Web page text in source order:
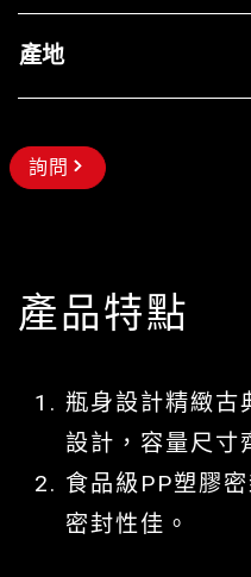
產地
詢問
產品特點
瓶身設計精緻古
設計，容量尺寸
食品級PP塑膠
密封性佳。